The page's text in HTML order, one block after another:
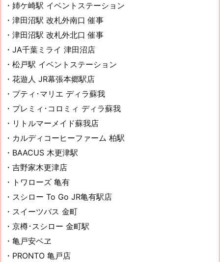
・姉ケ崎駅 イベントステーション
・津田沼駅 改札外南口 催事
・津田沼駅 改札外北口 催事
・JA千葉ミライ 津田沼店
・松戸駅 イベントステーション
・花遊人 JR幕張本郷駅店
・プティ･マリエ ディラ蘇我
・プレミィ･コロミィ ディラ蘇我
・リトルマーメイド蘇我店
・カルディコーヒーファーム 柏駅
・BAACUS 木更津駅
・吉野家木更津店
・トワローズ 亀有
・スシロー To Go JR亀有駅店
・スイーツバス 金町
・京樽･スシロー 金町駅
・亀戸安ベヱ
・PRONTO 亀戸店